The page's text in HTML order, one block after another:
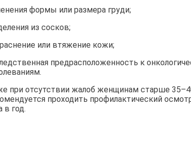
формы или размера груди;
из сосков;
или втяжение кожи;
предрасположенность к
при отсутствии жалоб женщинам старше
проходить профилактический
в год.